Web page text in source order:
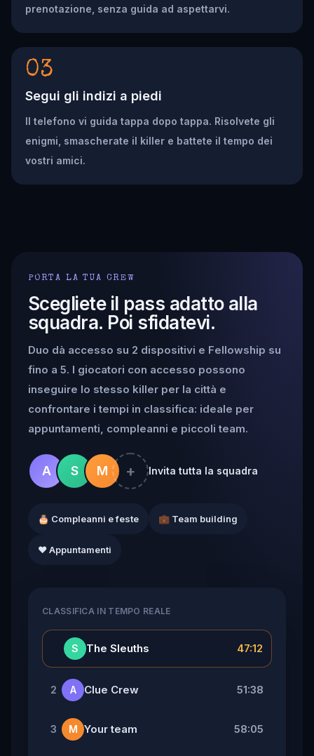
prenotazione, senza guida ad aspettarvi.
03
Segui gli indizi a piedi
Il telefono vi guida tappa dopo tappa. Risolvete gli
enigmi, smascherate il killer e battete il tempo dei
vostri amici.
PORTA LA TUA CREW
Scegliete il pass adatto alla
squadra. Poi sfidatevi.
Duo dà accesso su 2 dispositivi e Fellowship su
fino a 5. I giocatori con accesso possono
inseguire lo stesso killer per la città e
confrontare i tempi in classifica: ideale per
appuntamenti, compleanni e piccoli team.
A S M + Invita tutta la squadra
🎂 Compleanni e feste 💼 Team building
❤️ Appuntamenti
CLASSIFICA IN TEMPO REALE
S The Sleuths 47:12
2 A Clue Crew 51:38
3 M Your team 58:05